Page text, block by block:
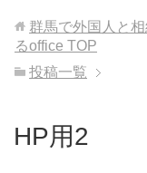
群馬で外国人と
るoffice TOP
投稿一覧
HP用2